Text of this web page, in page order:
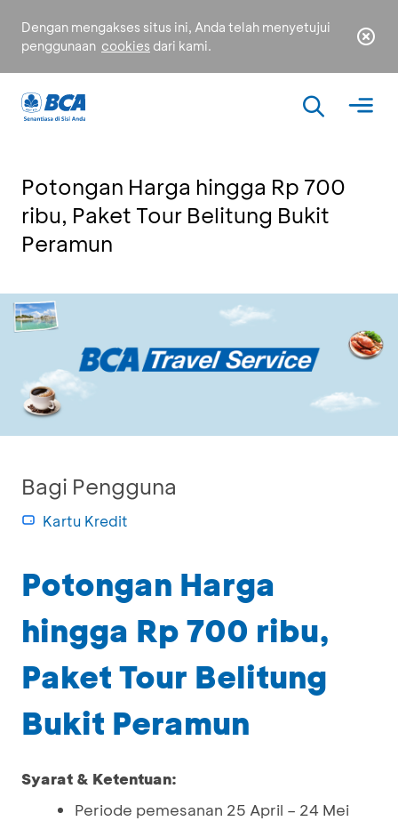
Dengan mengakses situs ini, Anda telah menyetujui
penggunaan cookies dari kami.
Potongan Harga hingga Rp 700
ribu, Paket Tour Belitung Bukit
Peramun
Bagi Pengguna
Kartu Kredit
Potongan Harga
hingga Rp 700 ribu,
Paket Tour Belitung
Bukit Peramun
Syarat & Ketentuan:
Periode pemesanan 25 April – 24 Mei